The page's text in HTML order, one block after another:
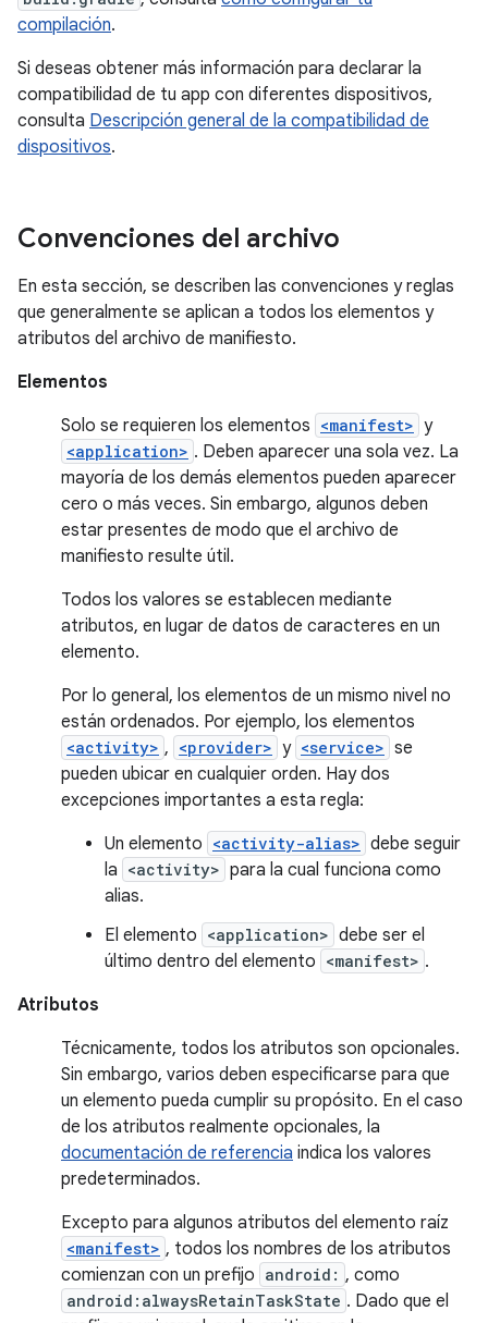
compilación.
Si deseas obtener más información para declarar la
compatibilidad de tu app con diferentes dispositivos,
consulta Descripción general de la compatibilidad de
dispositivos.
Convenciones del archivo
En esta sección, se describen las convenciones y reglas
que generalmente se aplican a todos los elementos y
atributos del archivo de manifiesto.
Elementos
Solo se requieren los elementos <manifest> y
<application> . Deben aparecer una sola vez. La
mayoría de los demás elementos pueden aparecer
cero o más veces. Sin embargo, algunos deben
estar presentes de modo que el archivo de
manifiesto resulte útil.
Todos los valores se establecen mediante
atributos, en lugar de datos de caracteres en un
elemento.
Por lo general, los elementos de un mismo nivel no
están ordenados. Por ejemplo, los elementos
<activity> , <provider> y <service> se
pueden ubicar en cualquier orden. Hay dos
excepciones importantes a esta regla:
Un elemento <activity-alias> debe seguir
la <activity> para la cual funciona como
alias.
El elemento <application> debe ser el
último dentro del elemento <manifest> .
Atributos
Técnicamente, todos los atributos son opcionales.
Sin embargo, varios deben especificarse para que
un elemento pueda cumplir su propósito. En el caso
de los atributos realmente opcionales, la
documentación de referencia indica los valores
predeterminados.
Excepto para algunos atributos del elemento raíz
<manifest> , todos los nombres de los atributos
comienzan con un prefijo android: , como
android:alwaysRetainTaskState . Dado que el